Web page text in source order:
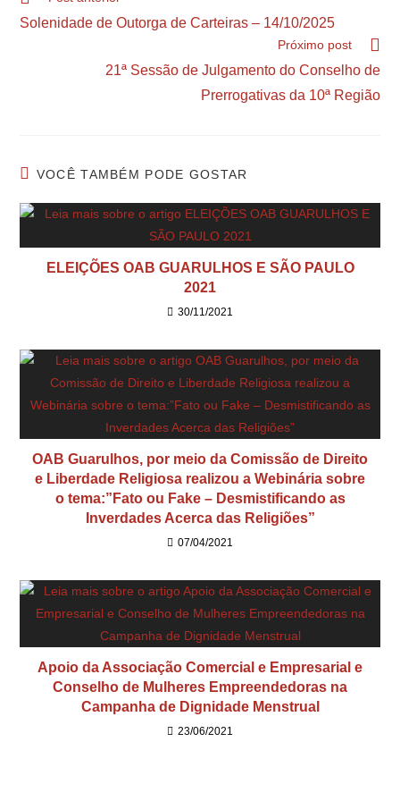
Solenidade de Outorga de Carteiras – 14/10/2025
Próximo post
21ª Sessão de Julgamento do Conselho de
Prerrogativas da 10ª Região
VOCÊ TAMBÉM PODE GOSTAR
ELEIÇÕES OAB GUARULHOS E SÃO PAULO
2021
30/11/2021
OAB Guarulhos, por meio da Comissão de Direito
e Liberdade Religiosa realizou a Webinária sobre
o tema:”Fato ou Fake – Desmistificando as
Inverdades Acerca das Religiões”
07/04/2021
Apoio da Associação Comercial e Empresarial e
Conselho de Mulheres Empreendedoras na
Campanha de Dignidade Menstrual
23/06/2021